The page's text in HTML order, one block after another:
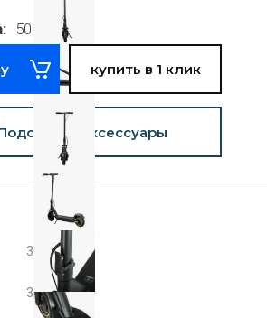
5000 руб
купить в 1 клик
аксессуары
36V 21Ah
35 км/ч